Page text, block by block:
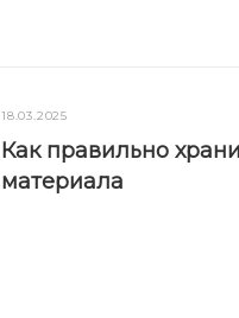
18.03.2025
Как правильно
материала